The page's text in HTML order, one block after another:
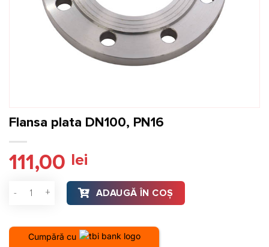
Flansa plata DN100, PN16
111,00 lei
Cantitate Flansa plata DN100, PN16
ADAUGĂ ÎN COȘ
Cumpără cu